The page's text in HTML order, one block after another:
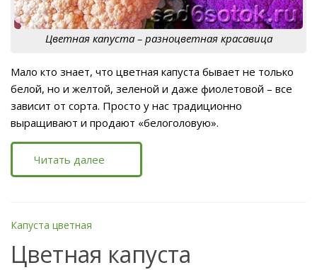
Цветная капуста – разноцветная красавица
Мало кто знает, что цветная капуста бывает не только
белой, но и желтой, зеленой и даже фиолетовой – все
зависит от сорта. Просто у нас традиционно
выращивают и продают «белоголовую».
Читать далее
Капуста цветная
Цветная капуста